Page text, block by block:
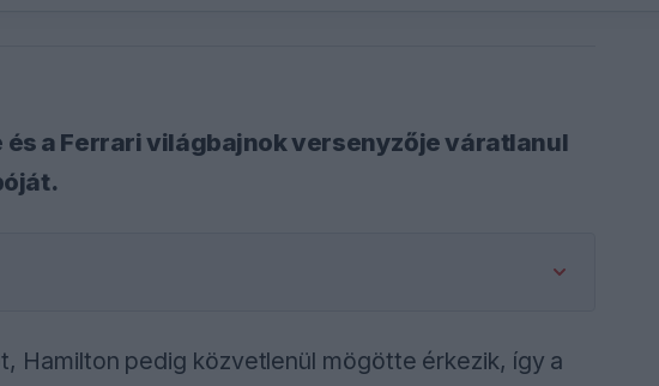
és a Ferrari világbajnok versenyzője váratlanul
Hamilton pedig közvetlenül mögötte érkezik, így a